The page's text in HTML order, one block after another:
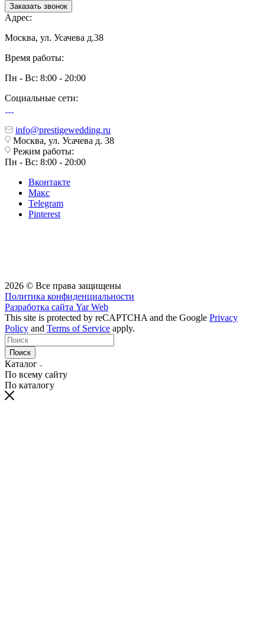
Заказать звонок
Адрес:
Москва, ул. Усачева д.38
Время работы:
Пн - Вс: 8:00 - 20:00
Социальные сети:
info@prestigewedding.ru
Москва, ул. Усачева д. 38
Режим работы:
Пн - Вс: 8:00 - 20:00
Вконтакте
Макс
Telegram
Pinterest
2026 © Все права защищены
Политика конфиденциальности
Разработка сайта Yar Web
This site is protected by reCAPTCHA and the Google Privacy
Policy and Terms of Service apply.
Поиск
Каталог
По всему сайту
По каталогу